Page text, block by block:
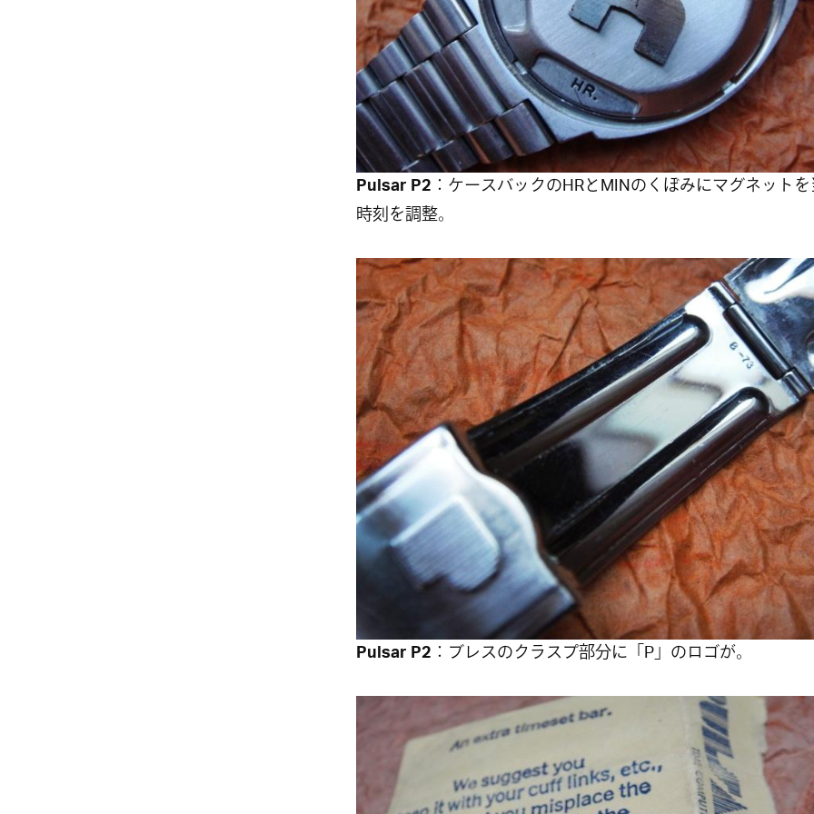
Pulsar P2 ：ケースバックのHRとMINのくぼみにマグネット
時刻を調整。
Pulsar P2 ：ブレスのクラスプ部分に「P」のロゴが。